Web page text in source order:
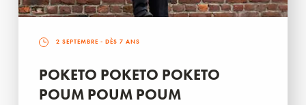
2 SEPTEMBRE - DÈS 7 ANS
POKETO POKETO POKETO
POUM POUM POUM